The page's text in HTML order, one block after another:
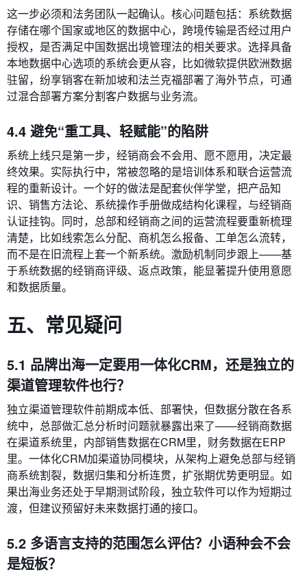
这一步必须和法务团队一起确认。核心问题包括：系统数据
存储在哪个国家或地区的数据中心，跨境传输是否经过用户
授权，是否满足中国数据出境管理法的相关要求。选择具备
本地数据中心选项的系统会更从容，比如微软提供欧洲数据
驻留，纷享销客在新加坡和法兰克福部署了海外节点，可通
过混合部署方案分割客户数据与业务流。
4.4 避免“重工具、轻赋能”的陷阱
系统上线只是第一步，经销商会不会用、愿不愿用，决定最
终效果。实际执行中，常被忽略的是培训体系和联合运营流
程的重新设计。一个好的做法是配套伙伴学堂，把产品知
识、销售方法论、系统操作手册做成结构化课程，与经销商
认证挂钩。同时，总部和经销商之间的运营流程要重新梳理
清楚，比如线索怎么分配、商机怎么报备、工单怎么流转，
而不是在旧流程上套一个新系统。激励机制同步跟上——基
于系统数据的经销商评级、返点政策，能显著提升使用意愿
和数据质量。
五、常见疑问
5.1 品牌出海一定要用一体化CRM，还是独立的
渠道管理软件也行？
独立渠道管理软件前期成本低、部署快，但数据分散在各系
统中，总部做汇总分析时问题就暴露出来了——经销商数据
在渠道系统里，内部销售数据在CRM里，财务数据在ERP
里。一体化CRM加渠道协同模块，从架构上避免总部与经销
商系统割裂，数据归集和分析连贯，扩张期优势更明显。如
果出海业务还处于早期测试阶段，独立软件可以作为短期过
渡，但建议预留好未来数据打通的接口。
5.2 多语言支持的范围怎么评估？小语种会不会
是短板？